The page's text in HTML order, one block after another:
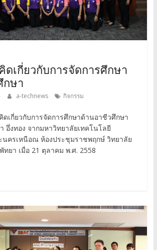
ดเกี่ยวกับการจัดการศึกษา
กษา
a-technews กิจกรรม
คิดเกี่ยวกับการจัดการศึกษาด้านอาชีวศึกษา
อึ่งทอง จากมหาวิทยาลัยเทคโนโลยี
นครเหนือณ ห้องประชุมราชพฤกษ์ วิทยาลัย
ทยา เมื่อ 21 ตุลาคม พ.ศ. 2558